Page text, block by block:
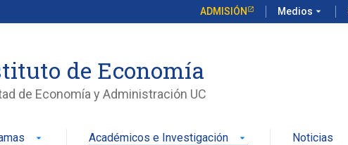
ADMISIÓN Medios arrow_drop_down
de Economía
de Economía y Administración UC
arrow_drop_down Académicos e Investigación arrow_drop_down Noticias